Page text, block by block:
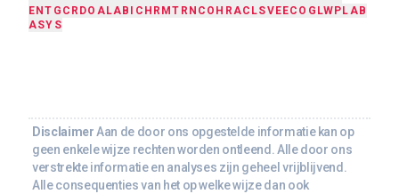
ENTG CRDO ALAB ICHR MTRN COHRACLSVEECO GLW PLAB
ASYS
DisclaimerAan de door ons opgestelde informatie kan op
geen enkele wijze rechten worden ontleend. Alle door ons
verstrekte informatie en analyses zijn geheel vrijblijvend.
Alle consequenties van het op welke wijze dan ook